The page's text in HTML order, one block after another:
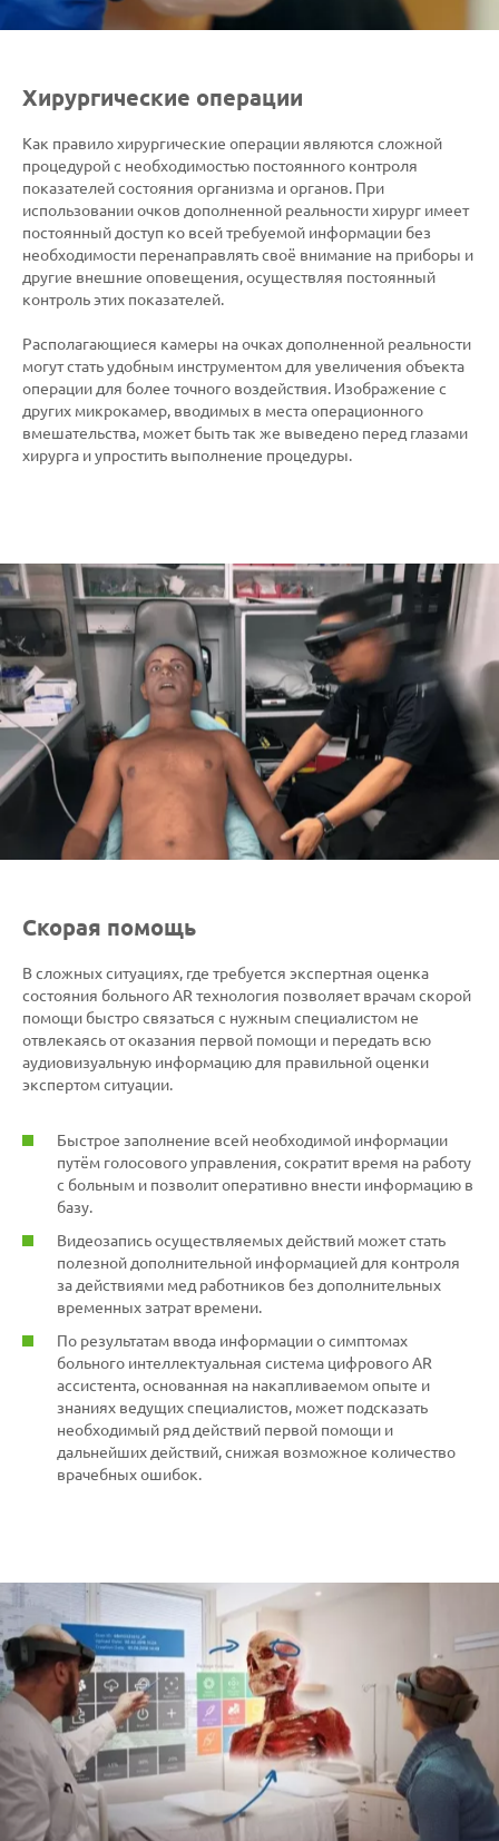
Хирургические операции
Как правило хирургические операции являются сложной
процедурой с необходимостью постоянного контроля
показателей состояния организма и органов. При
использовании очков дополненной реальности хирург имеет
постоянный доступ ко всей требуемой информации без
необходимости перенаправлять своё внимание на приборы и
другие внешние оповещения, осуществляя постоянный
контроль этих показателей.
Располагающиеся камеры на очках дополненной реальности
могут стать удобным инструментом для увеличения объекта
операции для более точного воздействия. Изображение с
других микрокамер, вводимых в места операционного
вмешательства, может быть так же выведено перед глазами
хирурга и упростить выполнение процедуры.
Скорая помощь
В сложных ситуациях, где требуется экспертная оценка
состояния больного AR технология позволяет врачам скорой
помощи быстро связаться с нужным специалистом не
отвлекаясь от оказания первой помощи и передать всю
аудиовизуальную информацию для правильной оценки
экспертом ситуации.
Быстрое заполнение всей необходимой информации
путём голосового управления, сократит время на работу
с больным и позволит оперативно внести информацию в
базу.
Видеозапись осуществляемых действий может стать
полезной дополнительной информацией для контроля
за действиями мед работников без дополнительных
временных затрат времени.
По результатам ввода информации о симптомах
больного интеллектуальная система цифрового AR
ассистента, основанная на накапливаемом опыте и
знаниях ведущих специалистов, может подсказать
необходимый ряд действий первой помощи и
дальнейших действий, снижая возможное количество
врачебных ошибок.